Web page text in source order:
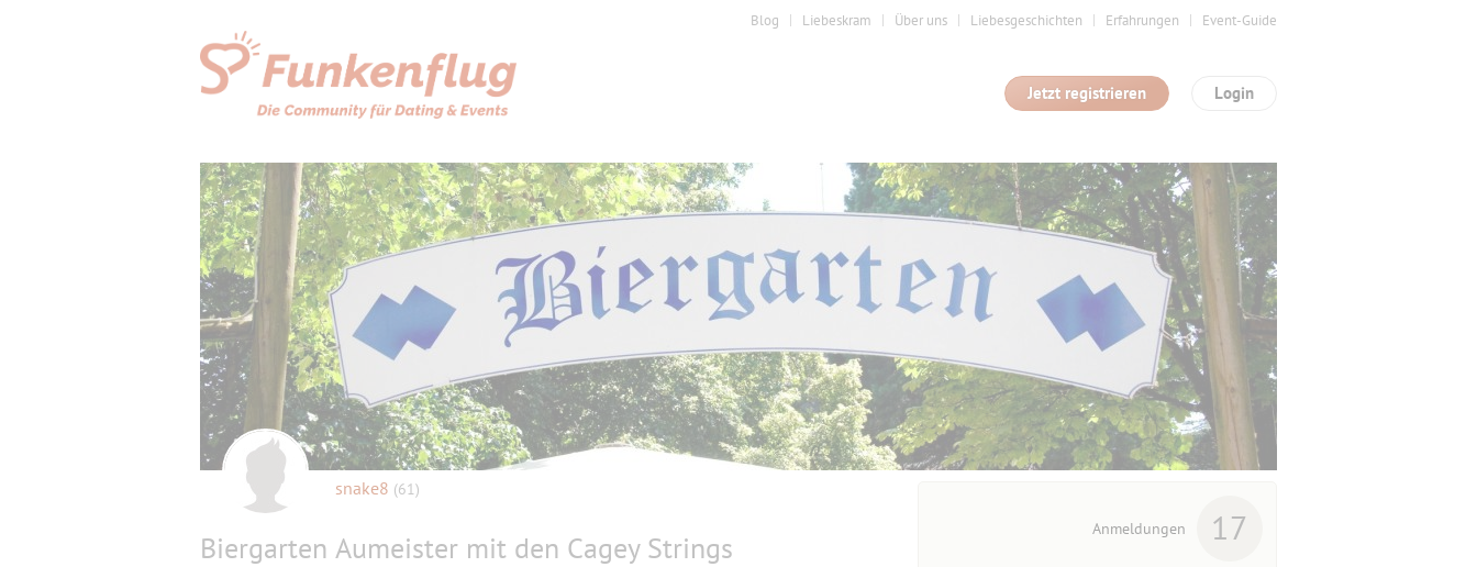
Blog Liebeskram Über uns Liebesgeschichten Erfahrungen Event-Guide
Login
Jetzt registrieren
snake8 (61)
Biergarten Aumeister mit den Cagey Strings
Anmeldungen 17